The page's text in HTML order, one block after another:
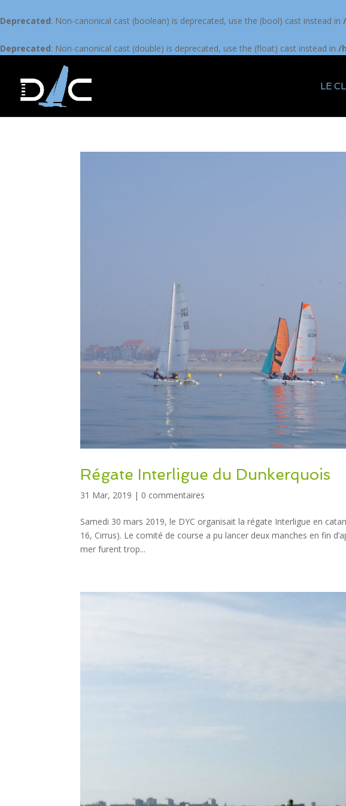
Deprecated: Non-canonical cast (boolean) is deprecated, use the (bool) cast instead in
Deprecated: Non-canonical cast (double) is deprecated, use the (float) cast instead in /
LE
Régate Interligue du Dunkerquois
31 Mar, 2019 | 0 commentaires
Samedi 30 mars 2019, le DYC organisait la régate Interligue en
16, Cirrus). Le comité de course a pu lancer deux manches en fin
mer furent trop...